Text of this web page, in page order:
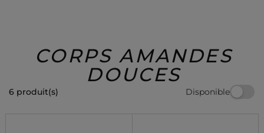
Beauty
CORPS AMANDES
DOUCES
6 produit(s) Disponible